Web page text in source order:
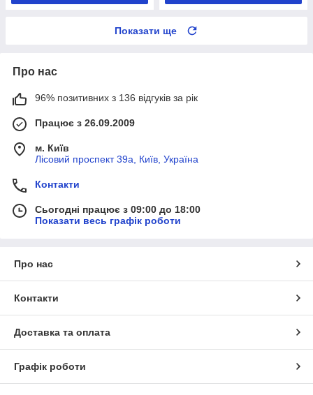
Показати ще
Про нас
96% позитивних з 136 відгуків за рік
Працює з 26.09.2009
м. Київ
Лісовий проспект 39а, Київ, Україна
Контакти
Сьогодні працює з 09:00 до 18:00
Показати весь графік роботи
Про нас
Контакти
Доставка та оплата
Графік роботи